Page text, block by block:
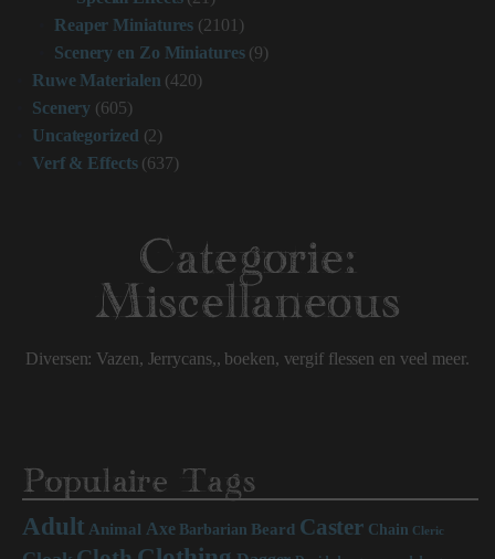
Reaper Miniatures (2101)
Scenery en Zo Miniatures (9)
Ruwe Materialen (420)
Scenery (605)
Uncategorized (2)
Verf & Effects (637)
Categorie:
Miscellaneous
Diversen: Vazen, Jerrycans,, boeken, vergif flessen en veel meer.
Populaire Tags
Adult Animal Axe Barbarian Beard Caster Chain Cleric